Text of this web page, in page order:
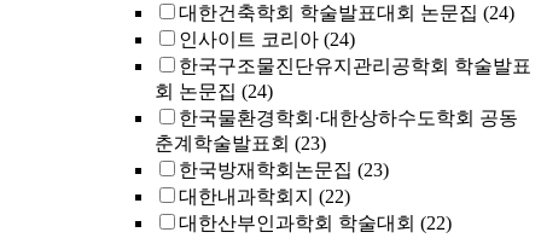
대한건축학회 학술발표대회 논문집 (24)
인사이트 코리아 (24)
한국구조물진단유지관리공학회 학술발표
회 논문집 (24)
한국물환경학회·대한상하수도학회 공동
춘계학술발표회 (23)
한국방재학회논문집 (23)
대한내과학회지 (22)
대한산부인과학회 학술대회 (22)